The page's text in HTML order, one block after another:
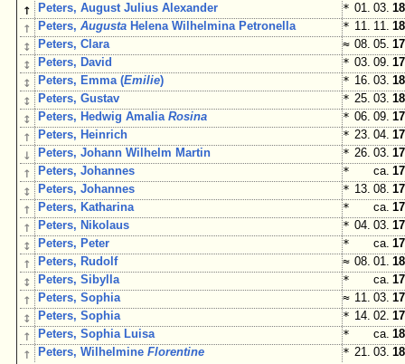
↑ Peters, August Julius Alexander * 01. 03.
↑ Peters,Augusta Helena Wilhelmina Petronella * 11. 11.
↕ Peters, Clara ≈ 08. 05.
↕ Peters, David * 03. 09.
↕ Peters, Emma (Emilie) * 16. 03.
↕ Peters, Gustav * 25. 03.
↕ Peters, Hedwig AmaliaRosina * 06. 09.
↑ Peters, Heinrich * 23. 04.
↓ Peters, Johann Wilhelm Martin * 26. 03.
↑ Peters, Johannes * ca.
↕ Peters, Johannes * 13. 08.
↑ Peters, Katharina * ca.
↑ Peters, Nikolaus * 04. 03.
↕ Peters, Peter * ca.
↑ Peters, Rudolf ≈ 08. 01.
↕ Peters, Sibylla * ca.
↑ Peters, Sophia ≈ 11. 03.
↕ Peters, Sophia * 14. 02.
↑ Peters, Sophia Luisa * ca.
↑ Peters, WilhelmineFlorentine * 21. 03.